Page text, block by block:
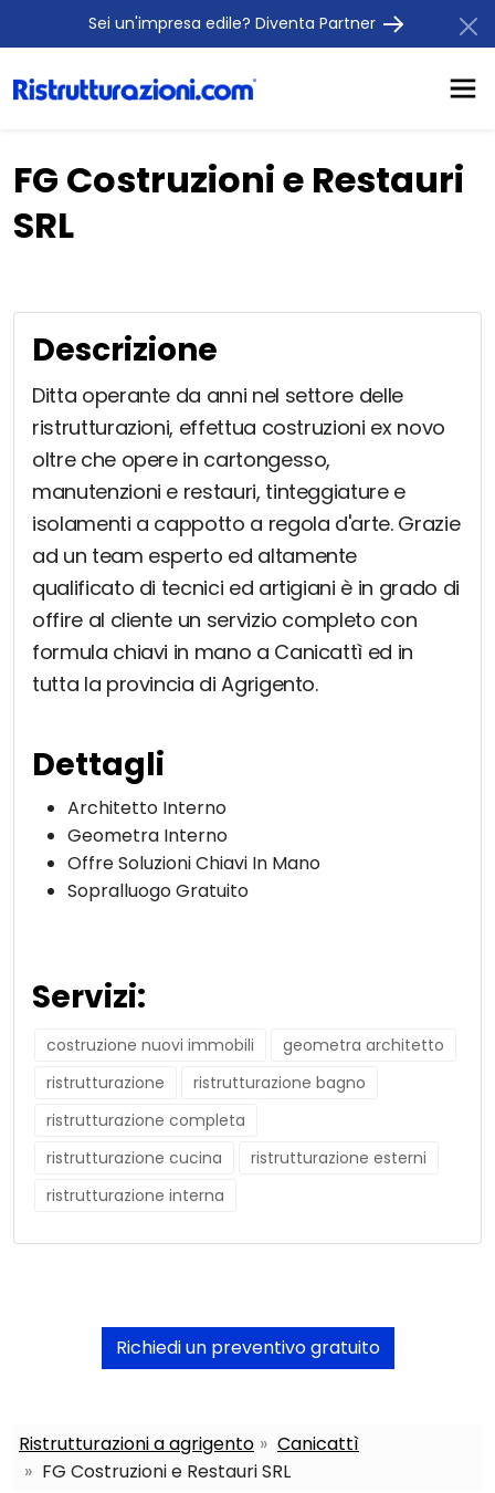
Sei un'impresa edile? Diventa Partner
FG Costruzioni e Restauri
SRL
Descrizione
Ditta operante da anni nel settore delle
ristrutturazioni, effettua costruzioni ex novo
oltre che opere in cartongesso,
manutenzioni e restauri, tinteggiature e
isolamenti a cappotto a regola d'arte. Grazie
ad un team esperto ed altamente
qualificato di tecnici ed artigiani è in grado di
offire al cliente un servizio completo con
formula chiavi in mano a Canicattì ed in
tutta la provincia di Agrigento.
Dettagli
Architetto Interno
Geometra Interno
Offre Soluzioni Chiavi In Mano
Sopralluogo Gratuito
Servizi:
costruzione nuovi immobili
geometra architetto
ristrutturazione
ristrutturazione bagno
ristrutturazione completa
ristrutturazione cucina
ristrutturazione esterni
ristrutturazione interna
Richiedi un preventivo gratuito
Ristrutturazioni a agrigento
Canicattì
FG Costruzioni e Restauri SRL